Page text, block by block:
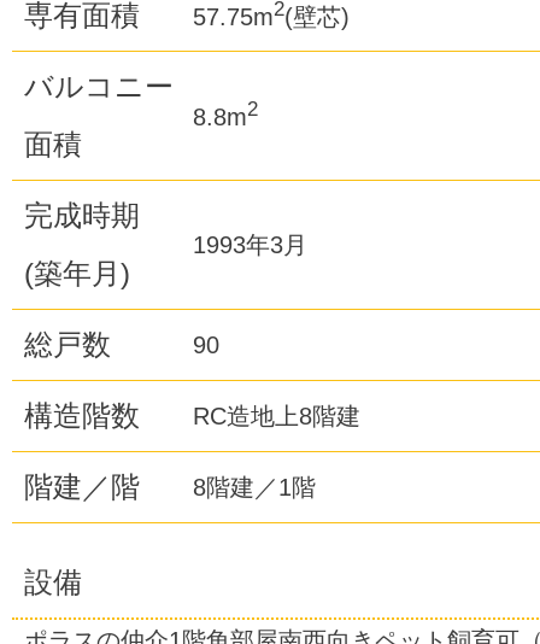
専有面積 57.75m2(壁芯)
バルコニー
面積
8.8m2
完成時期
(築年月)
1993年3月
総戸数 90
構造階数 RC造地上8階建
階建／階 8階建／1階
設備